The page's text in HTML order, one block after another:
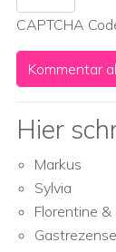
CAPTCHA
Hier
Markus
Sylvia
Florentine &